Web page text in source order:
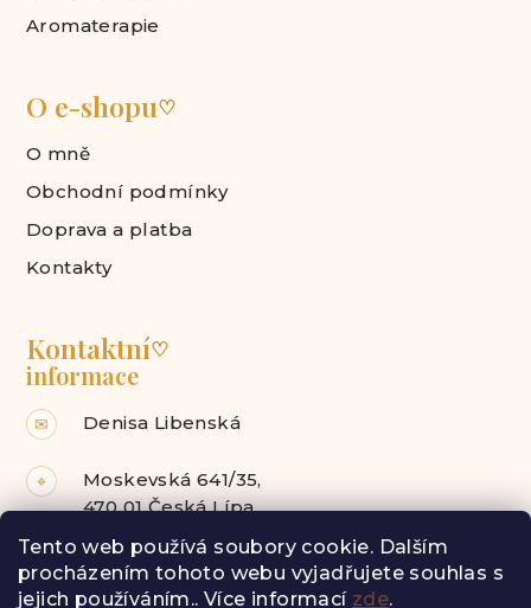
Tento web používá soubory cookie. Dalším
procházením tohoto webu vyjadřujete souhlas s
jejich používáním.. Více informací zde.
Aromaterapie
O e-shopu♡
O mně
Obchodní podmínky
Doprava a platba
Kontakty
Kontaktní♡
informace
✉ Denisa Libenská
⌖
Moskevská 641/35,
470 01 Česká Lípa
Facebook Instagram